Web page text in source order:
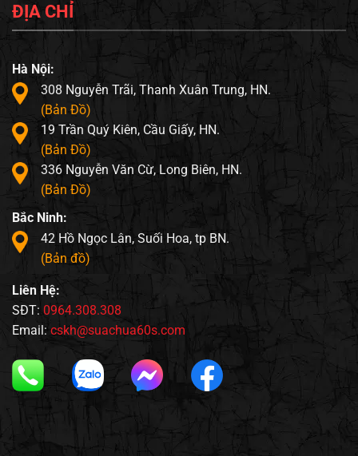
ĐỊA CHỈ
Hà Nội:
308 Nguyễn Trãi, Thanh Xuân Trung, HN.
(Bản Đồ)
19 Trần Quý Kiên, Cầu Giấy, HN.
(Bản Đồ)
336 Nguyễn Văn Cừ, Long Biên, HN.
(Bản Đồ)
Bắc Ninh:
42 Hồ Ngọc Lân, Suối Hoa, tp BN.
(Bản đồ)
Liên Hệ:
SĐT: 0964.308.308
Email: cskh@suachua60s.com